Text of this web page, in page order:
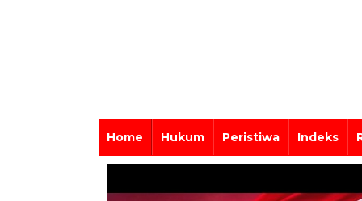
Home Hukum Peristiwa Indeks